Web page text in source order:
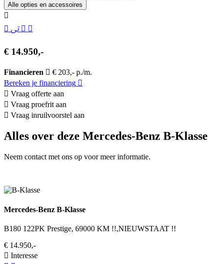
Alle opties en accessoires
€ 14.950,-
Financieren
€ 203,- p./m.
Bereken je financiering
Vraag offerte aan
Vraag proefrit aan
Vraag inruilvoorstel aan
Alles over deze Mercedes-Benz B-Klasse
Neem contact met ons op voor meer informatie.
Mercedes-Benz B-Klasse
B180 122PK Prestige, 69000 KM !!,NIEUWSTAAT !!
€ 14.950,-
Interesse